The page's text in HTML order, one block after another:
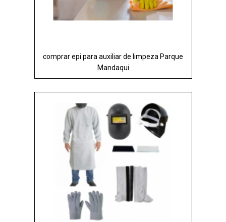
comprar epi para auxiliar de limpeza Parque
Mandaqui